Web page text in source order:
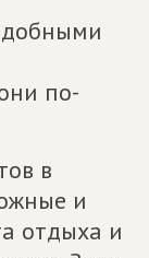
по-
в
и
отдыха и